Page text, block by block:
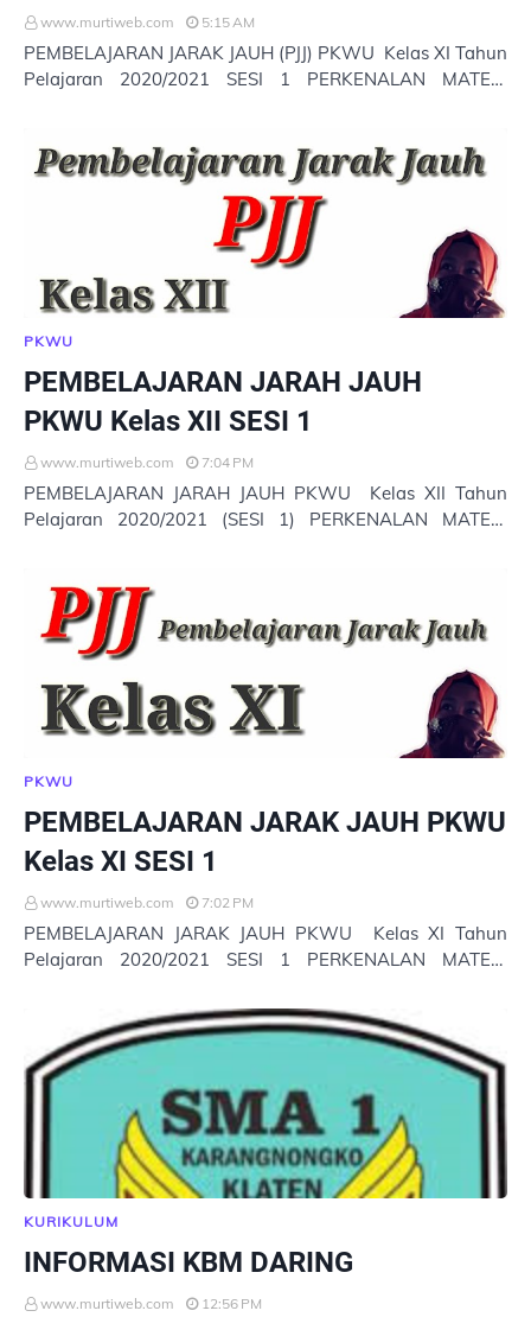
www.murtiweb.com 5:15 AM
PEMBELAJARAN JARAK JAUH (PJJ) PKWU Kelas XI Tahun
Pelajaran 2020/2021 SESI 1 PERKENALAN MATERI
PKWU
PEMBELAJARAN JARAH JAUH
PKWU Kelas XII SESI 1
www.murtiweb.com 7:04 PM
PEMBELAJARAN JARAH JAUH PKWU Kelas XII Tahun
Pelajaran 2020/2021 (SESI 1) PERKENALAN MATERI
PKWU
PEMBELAJARAN JARAK JAUH PKWU
Kelas XI SESI 1
www.murtiweb.com 7:02 PM
PEMBELAJARAN JARAK JAUH PKWU Kelas XI Tahun
Pelajaran 2020/2021 SESI 1 PERKENALAN MATERI
KURIKULUM
INFORMASI KBM DARING
www.murtiweb.com 12:56 PM